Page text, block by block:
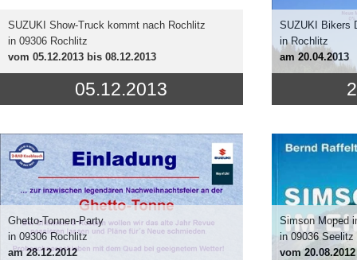
SUZUKI Show-Truck kommt nach Rochlitz
in 09306 Rochlitz
vom 05.12.2013 bis 08.12.2013
05.12.2013
SUZUKI Bikers
in Rochlitz
am 20.04.2013
Ghetto-Tonnen-Party
in 09306 Rochlitz
am28.12.2012
Simson Moped
in 09036 Seelitz
vom20.08.2012